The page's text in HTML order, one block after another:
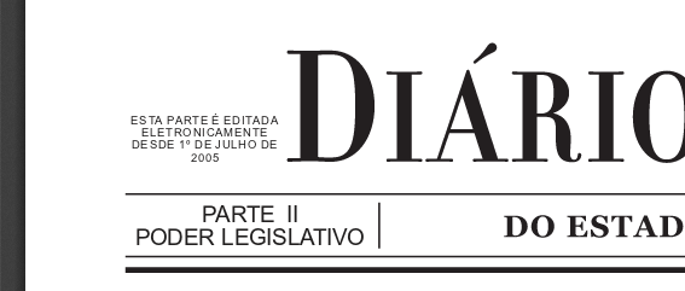
PARTE II
PODER LEGISLATIVO
ESTA PARTE É EDITADA
ELETRONICAMENTE
DESDE 1º DE JULHO DE
2005